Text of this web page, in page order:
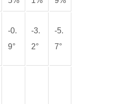
-0.
9°
-3.
2°
-5.
7°